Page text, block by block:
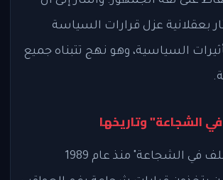
بعقلانية عزل قرارات السياسة
السياسية، وهو نهج تتبناه جميع
الشجاعة" وتاريخها
تُمنح جائزة "الملف في الشجاعة" منذ عام 1989